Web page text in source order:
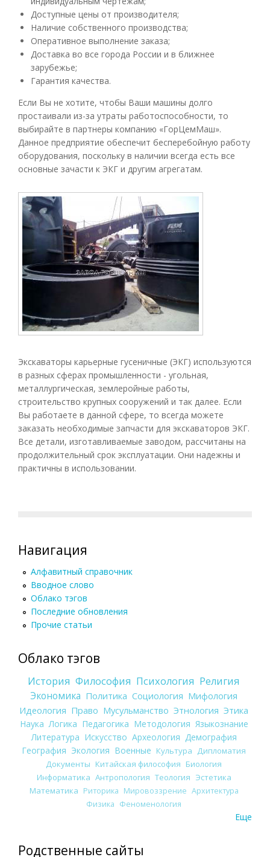
Доступные цены от производителя;
Наличие собственного производства;
Оперативное выполнение заказа;
Доставка во все города России и в ближнее
зарубежье;
Гарантия качества.
Если Вы не хотите, чтобы Ваши машины долго
простаивали из-за утраты работоспособности, то
выбирайте в партнеры компанию «ГорЦемМаш».
Данное предприятие обеспечит бесперебойную работу
оборудования, поскольку в наличии всегда есть все
основные зачасти к ЭКГ и другим агрегатам.
Экскаваторы карьерные гусеничные (ЭКГ) используются
в разных сферах промышленности - угольная,
металлургическая, землеройные работы,
строительство крупных сооружений и так далее. Если
Вы работаете в данной сфере, то всегда можете
заказать необходимые запчасти для экскаваторов ЭКГ.
Все детали, изготавливаемые заводом, рассчитаны на
продолжительный срок эксплуатации. Они надежны и
практичны в использовании.
Навигация
Алфавитный справочник
Вводное слово
Облако тэгов
Последние обновления
Прочие статьи
Облако тэгов
История Философия Психология Религия
Экономика Политика Социология Мифология
Идеология Право Мусульманство Этнология Этика
Наука Логика Педагогика Методология Языкознание
Литература Искусство Археология Демография
География Экология Военные Культура
Дипломатия
Документы Китайская философия Биология
Информатика Антропология Теология Эстетика
Математика Риторика Мировоззрение Архитектура
Физика Феноменология
Еще
Родственные сайты